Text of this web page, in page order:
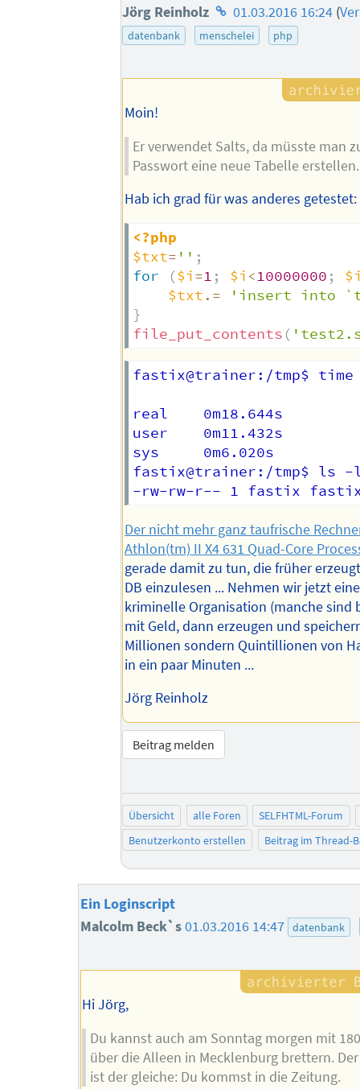
Jörg Reinholz Homepage
des
01.03.2016 16:24 (
datenbank menschelei php
Moin!
Er verwendet Salts, da müsste man
Passwort eine neue Tabelle erstellen.
Hab ich grad für was anderes getestet:
<?php
$txt= '' ;
for
($i=1 ; $i <10000000 ;
$txt .=
'insert into
}
file_put_contents (
fastix@trainer:/tmp$
real    0m18.644s
user    0m11.432s
sys     0m6.020s
fastix@trainer:/tmp$ ls
Der nicht mehr ganz taufrische
Athlon(tm) II X4 631 Quad-Core
gerade damit zu tun, die früher
DB einzulesen ... Nehmen wir jetzt
kriminelle Organisation (manche sind
mit Geld, dann erzeugen und
Millionen sondern Quintillionen von
in ein paar Minuten ...
Jörg Reinholz
Beitrag melden
Übersicht alle Foren
SELFHTML-Forum
Benutzerkonto erstellen
Beitrag im Thread-
Ein Loginscript
Malcolm Beck`s01.03.2016 14:47 datenbank
Hi Jörg,
Du kannst auch am Sonntag morgen mit
über die Alleen in Mecklenburg brettern.
ist der gleiche: Du kommst in die Zeitung.